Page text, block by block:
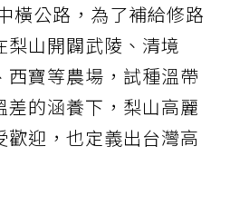
橫公路，為了補給修路
梨山開闢武陵、清境
西寶等農場，試種溫帶
差的涵養下，梨山高麗
歡迎，也定義出台灣高